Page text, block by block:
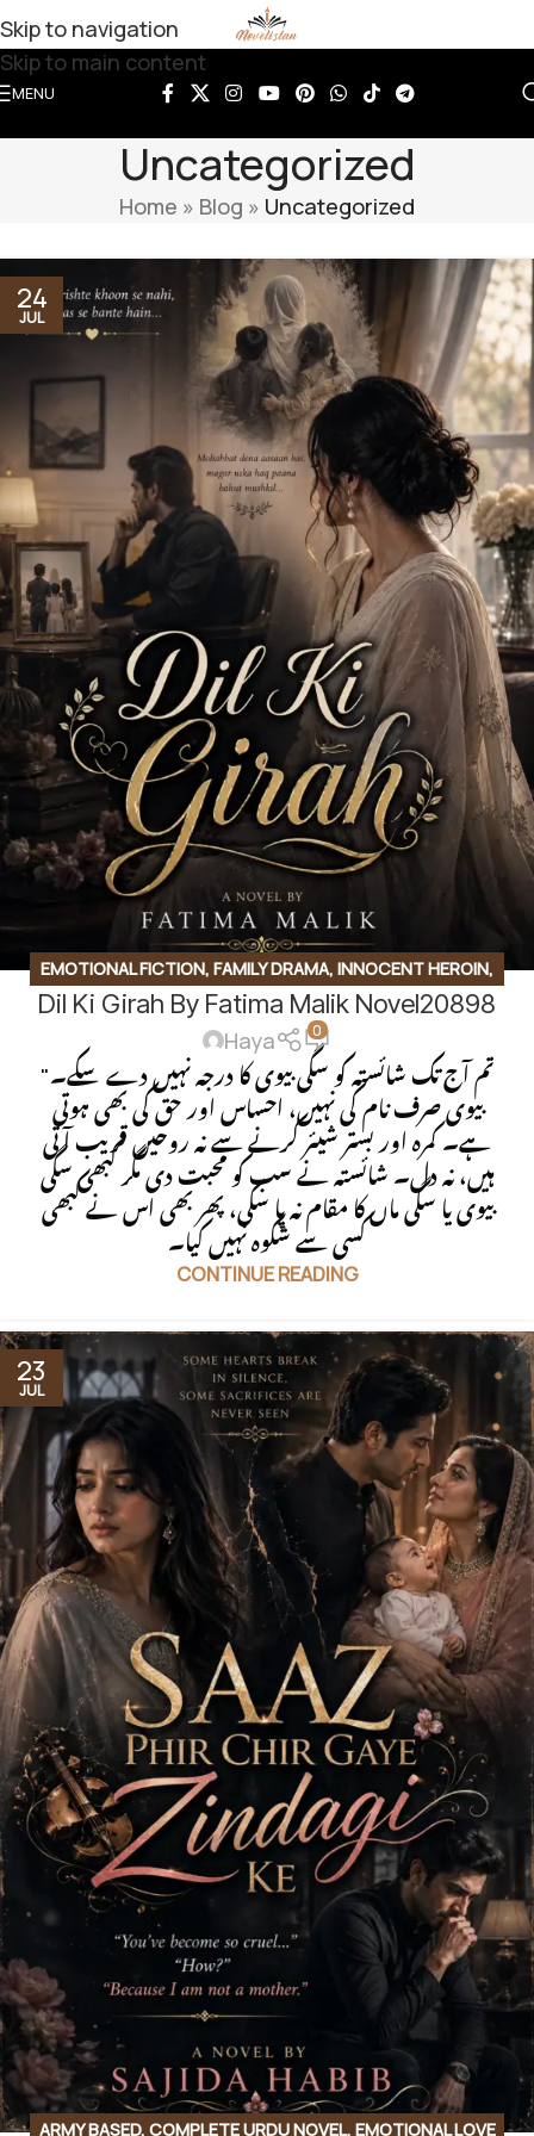
Skip to navigation
Skip to main content
MENU
Uncategorized
Home » Blog » Uncategorized
24
JUL
EMOTIONAL FICTION, FAMILY DRAMA, INNOCENT HEROIN,
ROMANTIC URDU NOVEL,SECOND MARRIAGE BASED,
SOCIAL ROMANTIC NOVEL, UNCATEGORIZED
Dil Ki Girah By Fatima Malik Novel20898
Haya 0
"تم آج تک شائستہ کو سگی بیوی کا درجہ نہیں دے سکے۔
بیوی صرف نام کی نہیں، احساس اور حق کی بھی ہوتی
ہے۔ کمرہ اور بستر شیئر کرنے سے نہ روحیں قریب آتی
ہیں، نہ دل۔ شائستہ نے سب کو محبت دی مگر کبھی سگی
بیوی یا سگی ماں کا مقام نہ پا سکی، پھر بھی اس نے کبھی
کسی سے شکوہ نہیں کیا۔
CONTINUE READING
23
JUL
ARMY BASED, COMPLETE URDU NOVEL, EMOTIONAL LOVE